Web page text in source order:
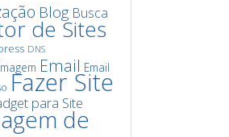
Blog Busca
de Sites
DNS
Email Email
Fazer Site
para Site
de